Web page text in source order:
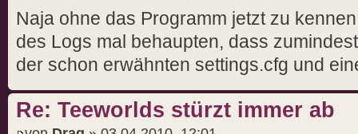
Naja ohne das Programm jetzt zu
des Logs mal behaupten, dass
der schon erwähnten settings.cfg und
Re: Teeworlds stürzt immer ab